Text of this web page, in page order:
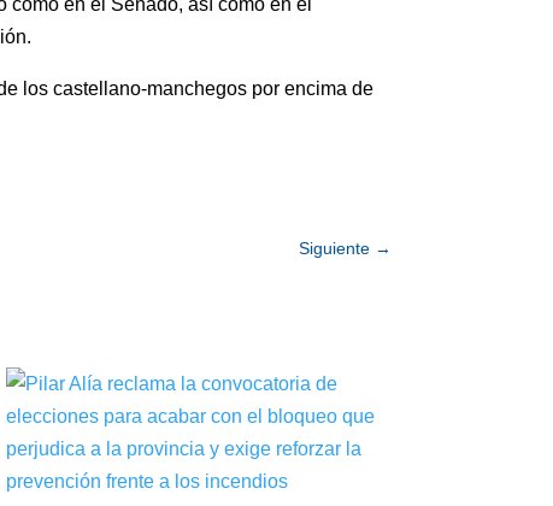
en el Senado, así como en el
los castellano-manchegos por encima de
Siguiente→